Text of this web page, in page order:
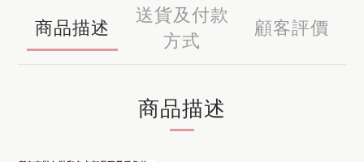
商品描述
送貨及付款
方式
顧客評價
商品描述